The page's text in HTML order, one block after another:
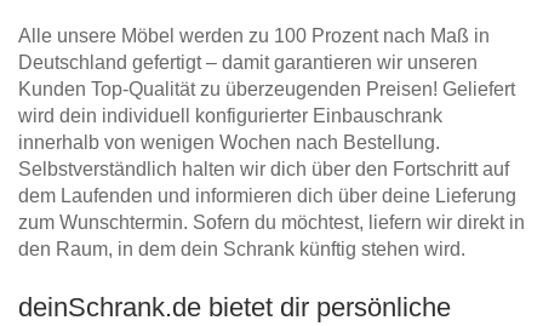
Alle unsere Möbel werden zu 100 Prozent nach Maß in
Deutschland gefertigt – damit garantieren wir unseren
Kunden Top-Qualität zu überzeugenden Preisen! Geliefert
wird dein individuell konfigurierter Einbauschrank
innerhalb von wenigen Wochen nach Bestellung.
Selbstverständlich halten wir dich über den Fortschritt auf
dem Laufenden und informieren dich über deine Lieferung
zum Wunschtermin. Sofern du möchtest, liefern wir direkt in
den Raum, in dem dein Schrank künftig stehen wird.
deinSchrank.de bietet dir persönliche